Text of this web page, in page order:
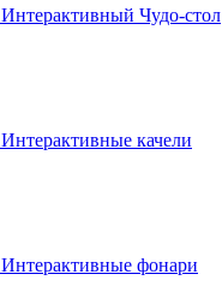
Интерактивный Чудо-стол
Интерактивные качели
Интерактивные фонари